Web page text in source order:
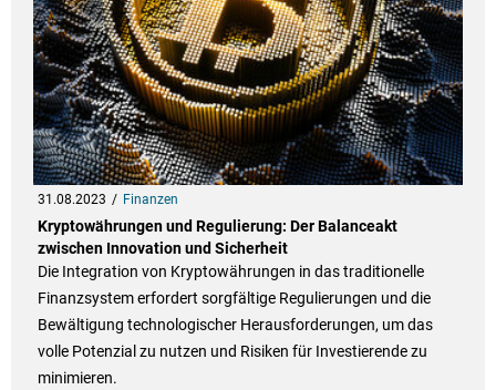
31.08.2023 Finanzen
Kryptowährungen und Regulierung: Der Balanceakt
zwischen Innovation und Sicherheit
Die Integration von Kryptowährungen in das traditionelle
Finanzsystem erfordert sorgfältige Regulierungen und die
Bewältigung technologischer Herausforderungen, um das
volle Potenzial zu nutzen und Risiken für Investierende zu
minimieren.